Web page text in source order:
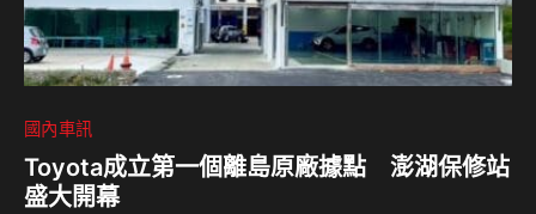
國內車訊
Toyota成立第一個離島原廠據點 澎湖保修站
盛大開幕